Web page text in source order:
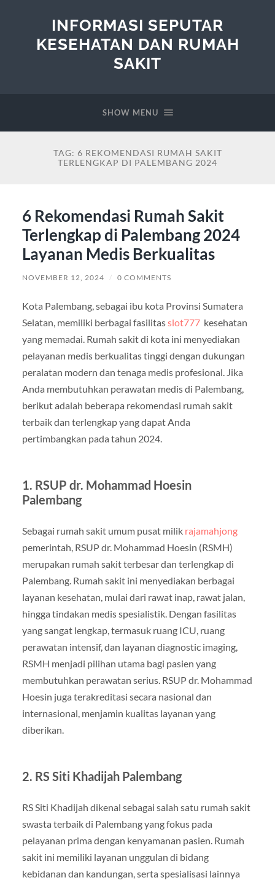
INFORMASI SEPUTAR
KESEHATAN DAN RUMAH
SAKIT
SHOW MENU
TAG: 6 REKOMENDASI RUMAH SAKIT
TERLENGKAP DI PALEMBANG 2024
6 Rekomendasi Rumah Sakit
Terlengkap di Palembang 2024
Layanan Medis Berkualitas
NOVEMBER 12, 2024 / 0 COMMENTS
Kota Palembang, sebagai ibu kota Provinsi Sumatera
Selatan, memiliki berbagai fasilitasslot777kesehatan
yang memadai. Rumah sakit di kota ini menyediakan
pelayanan medis berkualitas tinggi dengan dukungan
peralatan modern dan tenaga medis profesional. Jika
Anda membutuhkan perawatan medis di Palembang,
berikut adalah beberapa rekomendasi rumah sakit
terbaik dan terlengkap yang dapat Anda
pertimbangkan pada tahun 2024.
1. RSUP dr. Mohammad Hoesin
Palembang
Sebagai rumah sakit umum pusat milik rajamahjong
pemerintah, RSUP dr. Mohammad Hoesin (RSMH)
merupakan rumah sakit terbesar dan terlengkap di
Palembang. Rumah sakit ini menyediakan berbagai
layanan kesehatan, mulai dari rawat inap, rawat jalan,
hingga tindakan medis spesialistik. Dengan fasilitas
yang sangat lengkap, termasuk ruang ICU, ruang
perawatan intensif, dan layanan diagnostic imaging,
RSMH menjadi pilihan utama bagi pasien yang
membutuhkan perawatan serius. RSUP dr. Mohammad
Hoesin juga terakreditasi secara nasional dan
internasional, menjamin kualitas layanan yang
diberikan.
2. RS Siti Khadijah Palembang
RS Siti Khadijah dikenal sebagai salah satu rumah sakit
swasta terbaik di Palembang yang fokus pada
pelayanan prima dengan kenyamanan pasien. Rumah
sakit ini memiliki layanan unggulan di bidang
kebidanan dan kandungan, serta spesialisasi lainnya